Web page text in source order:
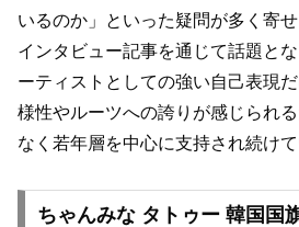
いるのか」といった疑問が多く寄
インタビュー記事を通じて話題と
ーティストとしての強い自己表現
様性やルーツへの誇りが感じられ
なく若年層を中心に支持され続けて
ちゃんみな タトゥー 韓国国